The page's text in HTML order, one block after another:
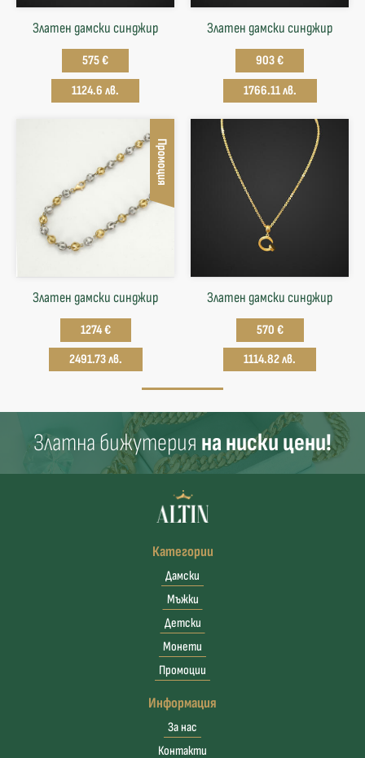
Златен дамски синджир
575 €
1124.6 лв.
Златен дамски синджир
903 €
1766.11 лв.
Промоция
Златен дамски синджир
1274 €
2491.73 лв.
Златен дамски синджир
570 €
1114.82 лв.
Златна бижутерия на ниски цени!
Категории
Дамски
Мъжки
Детски
Монети
Промоции
Информация
За нас
Контакти